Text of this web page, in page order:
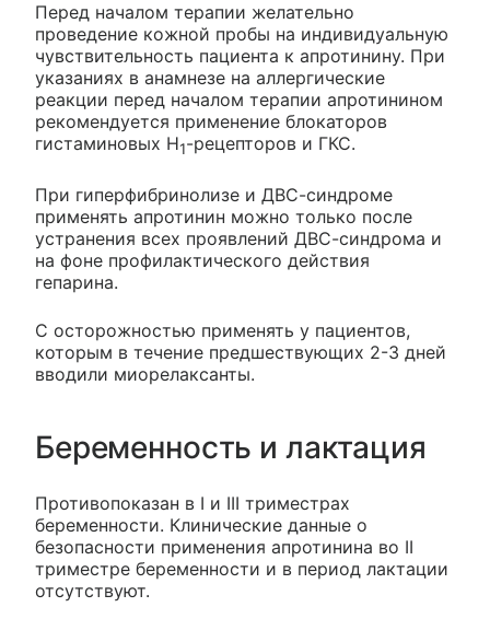
Перед началом терапии желательно
проведение кожной пробы на индивидуальную
чувствительность пациента к апротинину. При
указаниях в анамнезе на аллергические
реакции перед началом терапии апротинином
рекомендуется применение блокаторов
гистаминовых Н1-рецепторов и ГКС.
При гиперфибринолизе и ДВС-синдроме
применять апротинин можно только после
устранения всех проявлений ДВС-синдрома и
на фоне профилактического действия
гепарина.
С осторожностью применять у пациентов,
которым в течение предшествующих 2-3 дней
вводили миорелаксанты.
Беременность и лактация
Противопоказан в I и III триместрах
беременности. Клинические данные о
безопасности применения апротинина во II
триместре беременности и в период лактации
отсутствуют.